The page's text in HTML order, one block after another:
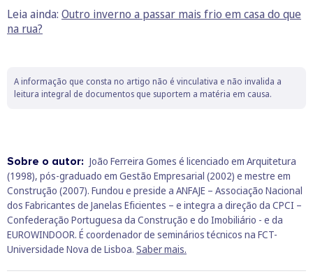
Leia ainda: Outro inverno a passar mais frio em casa do que
na rua?
A informação que consta no artigo não é vinculativa e não invalida a
leitura integral de documentos que suportem a matéria em causa.
Sobre o autor: João Ferreira Gomes é licenciado em Arquitetura
(1998), pós-graduado em Gestão Empresarial (2002) e mestre em
Construção (2007). Fundou e preside a ANFAJE – Associação Nacional
dos Fabricantes de Janelas Eficientes – e integra a direção da CPCI –
Confederação Portuguesa da Construção e do Imobiliário - e da
EUROWINDOOR. É coordenador de seminários técnicos na FCT-
Universidade Nova de Lisboa. Saber mais.